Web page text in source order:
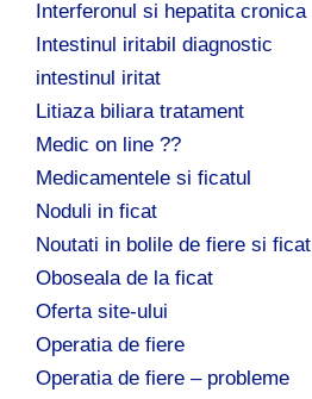
Interferonul si hepatita cronica
Intestinul iritabil diagnostic
intestinul iritat
Litiaza biliara tratament
Medic on line ??
Medicamentele si ficatul
Noduli in ficat
Noutati in bolile de fiere si ficat
Oboseala de la ficat
Oferta site-ului
Operatia de fiere
Operatia de fiere – probleme